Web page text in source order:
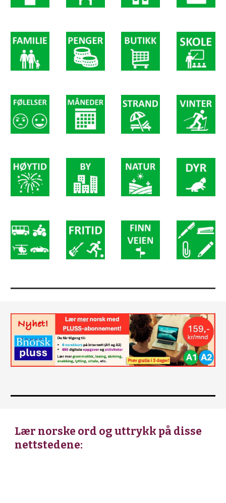
Lær norske ord og uttrykk på disse
nettstedene: